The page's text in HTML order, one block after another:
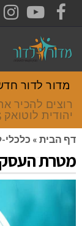
FACEBOOK
מדור לדור
רוצים להכיר
יהודית לוטואק 054-7388825.
דף הבית » כלכלי-
מטרת העסק